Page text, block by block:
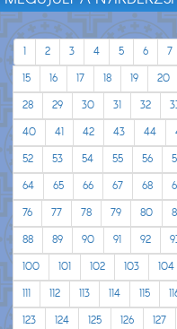
1 2 3 4 5 6 7
15
16 17 18 19 20
28
29 30 31 32
40
41 42 43 44
52
53 54 55 56
64
65 66 67 68
76
77 78 79 80
88
89 90 91 92
100
101 102 103 104
111
112 113 114 115
123
124 125 126 127